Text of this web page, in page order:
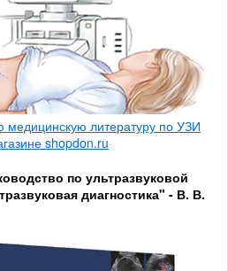
медицинскую литературу по УЗИ
shopdon.ru
по ультразвуковой
диагностика" - В. В.